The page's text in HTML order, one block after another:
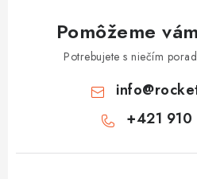
Pomôžeme
Potrebujete s niečím
info@
+421